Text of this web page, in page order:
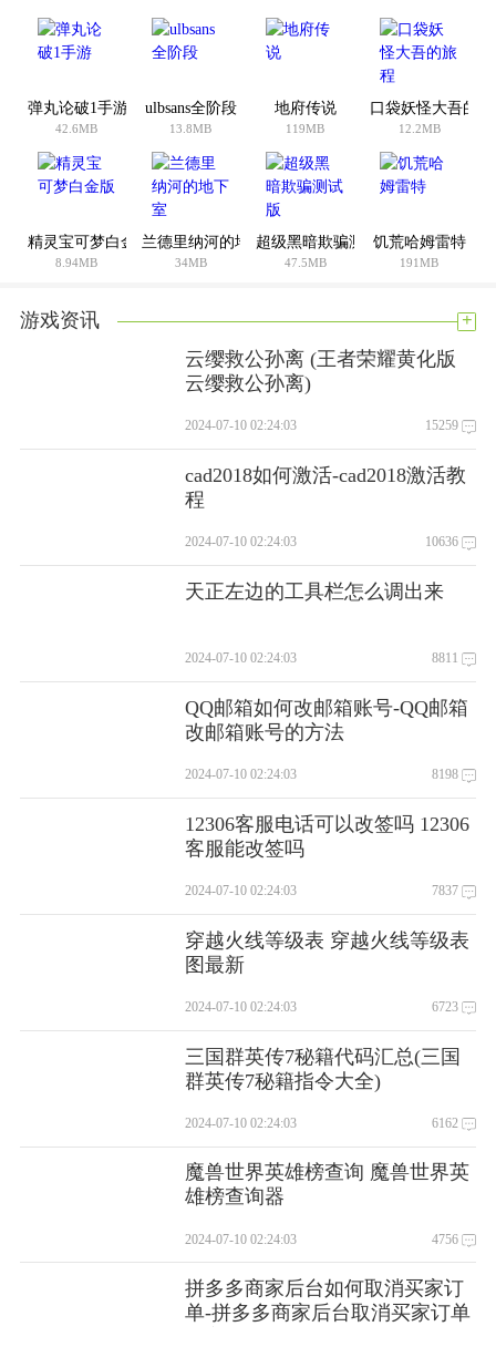
弹丸论破1手游
42.6MB
ulbsans全阶段
13.8MB
地府传说
119MB
口袋妖怪大吾的
12.2MB
精灵宝可梦白金版
8.94MB
兰德里纳河的地下室
34MB
超级黑暗欺骗测试版
47.5MB
饥荒哈姆雷特
191MB
游戏资讯 +
云缨救公孙离 (王者荣耀黄化版
云缨救公孙离)
2024-07-10 02:24:03 15259
cad2018如何激活-cad2018激活教
程
2024-07-10 02:24:03 10636
天正左边的工具栏怎么调出来
2024-07-10 02:24:03 8811
QQ邮箱如何改邮箱账号-QQ邮箱
改邮箱账号的方法
2024-07-10 02:24:03 8198
12306客服电话可以改签吗 12306
客服能改签吗
2024-07-10 02:24:03 7837
穿越火线等级表 穿越火线等级表
图最新
2024-07-10 02:24:03 6723
三国群英传7秘籍代码汇总(三国
群英传7秘籍指令大全)
2024-07-10 02:24:03 6162
魔兽世界英雄榜查询 魔兽世界英
雄榜查询器
2024-07-10 02:24:03 4756
拼多多商家后台如何取消买家订
单-拼多多商家后台取消买家订单